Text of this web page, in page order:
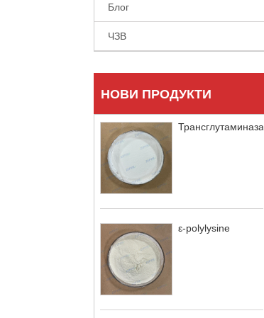
Блог
ЧЗВ
НОВИ ПРОДУКТИ
Трансглутаминаза
ε-polylysine